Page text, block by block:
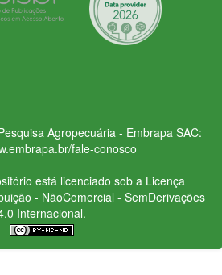
Agropecuária - Embrapa SAC:
fale-conosco
está licenciado sob a Licença
- NãoComercial - SemDerivações
Internacional.